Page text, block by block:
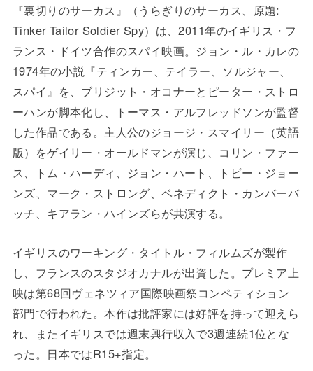
『裏切りのサーカス』（うらぎりのサーカス、原題:
Tinker Tailor Soldier Spy）は、2011年のイギリス・フ
ランス・ドイツ合作のスパイ映画。ジョン・ル・カレの
1974年の小説『ティンカー、テイラー、ソルジャー、
スパイ』を、ブリジット・オコナーとピーター・ストロ
ーハンが脚本化し、トーマス・アルフレッドソンが監督
した作品である。主人公のジョージ・スマイリー（英語
版）をゲイリー・オールドマンが演じ、コリン・ファー
ス、トム・ハーディ、ジョン・ハート、トビー・ジョー
ンズ、マーク・ストロング、ベネディクト・カンバーバ
ッチ、キアラン・ハインズらが共演する。
イギリスのワーキング・タイトル・フィルムズが製作
し、フランスのスタジオカナルが出資した。プレミア上
映は第68回ヴェネツィア国際映画祭コンペティション
部門で行われた。本作は批評家には好評を持って迎えら
れ、またイギリスでは週末興行収入で3週連続1位とな
った。日本ではR15+指定。